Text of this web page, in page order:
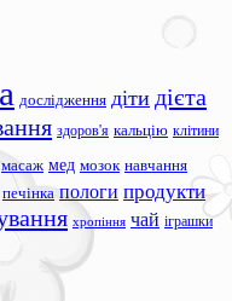
дослідження діти дієта
здоров'я кальцію клітини
масаж мед мозок навчання
печінка пологи продукти
хропіння чай іграшки